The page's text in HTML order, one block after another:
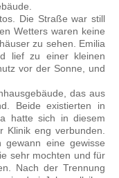
Die Straße war still
Wetters waren keine
zu sehen. Emilia
lief zu einer kleinen
vor der Sonne, und
das aus
Beide existierten in
hatte sich in diesem
Klinik eng verbunden.
eine gewisse
sehr mochten und für
Nach der Trennung